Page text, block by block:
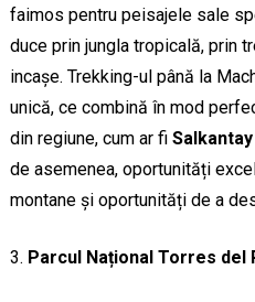
faimos pentru peisajele sale
duce prin jungla tropicală, prin
incașe. Trekking-ul până la
unică, ce combină în mod
din regiune, cum ar fi
de asemenea, oportunități
montane și oportunități de a
Parcul Național Torres del